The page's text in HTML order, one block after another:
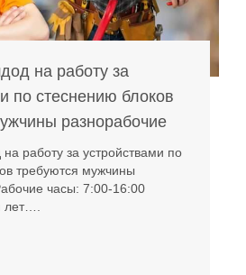
на работу за
по стеснению блоков
разнорабочие
работу за устройствами по
требуются мужчины
часы: 7:00-16:00
лет….